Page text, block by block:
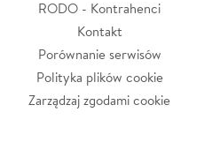
RODO - Kontrahenci
Kontakt
Porównanie serwisów
Polityka plików cookie
Zarządzaj zgodami cookie